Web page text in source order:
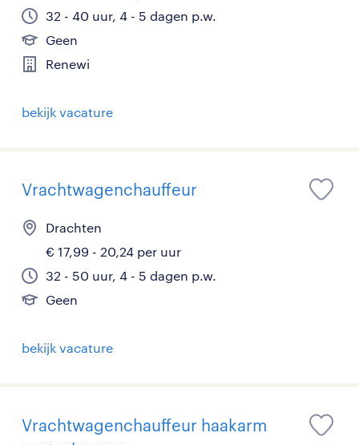
32 - 40 uur, 4 - 5 dagen p.w.
Geen
Renewi
bekijk vacature
Vrachtwagenchauffeur
Drachten
€ 17,99 - 20,24 per uur
32 - 50 uur, 4 - 5 dagen p.w.
Geen
bekijk vacature
Vrachtwagenchauffeur haakarm